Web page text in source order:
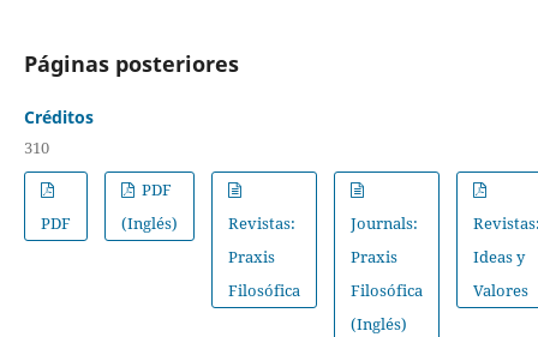
Páginas posteriores
Créditos
310
PDF
PDF
(Inglés)
Revistas:
Praxis
Filosófica
Journals:
Praxis
Filosófica
(Inglés)
Ideas y
Valores